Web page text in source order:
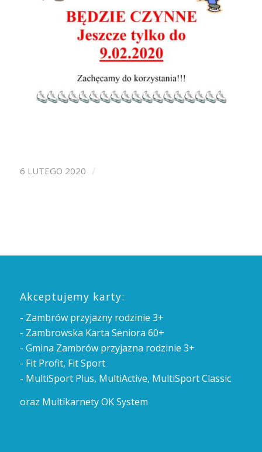
6 LUTEGO 2020 /
Akceptujemy karty:
- Zambrów przyjazny rodzinie 3+
- Zambrowska Karta Seniora 60+
- Gmina Zambrów przyjazna rodzinie 3+
- Fit Profit, Fit Sport
- MultiSport Plus, MultiActive, MultiSport Classic
oraz Multikarnety OK System